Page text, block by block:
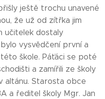
ještě trochu unavené
že už od zítřka jim
učitelek dostaly
vysvědčení první a
škole. Páťáci se poté
a zamířili ze školy
altánu. Starosta obce
a ředitel školy Mgr. Jan